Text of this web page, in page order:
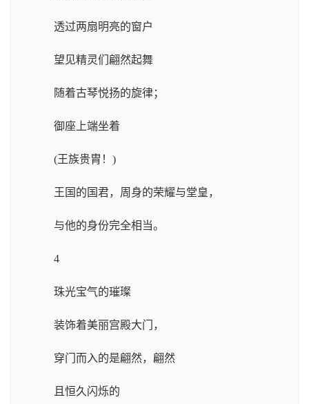
透过两扇明亮的窗户
望见精灵们翩然起舞
随着古琴悦扬的旋律；
御座上端坐着
(王族贵胄！)
王国的国君，周身的荣耀与堂皇，
与他的身份完全相当。
4
珠光宝气的璀璨
装饰着美丽宫殿大门，
穿门而入的是翩然，翩然
且恒久闪烁的